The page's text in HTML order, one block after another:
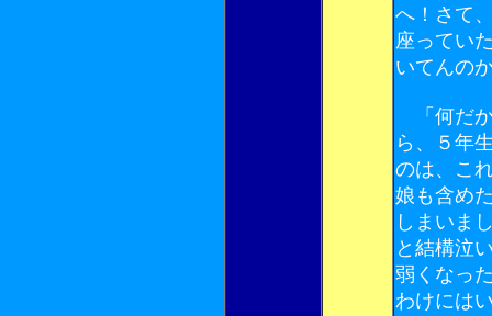
へ！さて
座ってい
いてんの
「何だか
ら、５年
のは、こ
娘も含め
しまいま
と結構泣
弱くなっ
わけには